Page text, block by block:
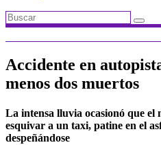
Accidente en
menos dos muertos
La intensa lluvia ocasionó que
esquivar a un taxi, patine en el
despeñándose